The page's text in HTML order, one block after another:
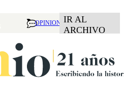
OPINION IR AL
ARCHIVO